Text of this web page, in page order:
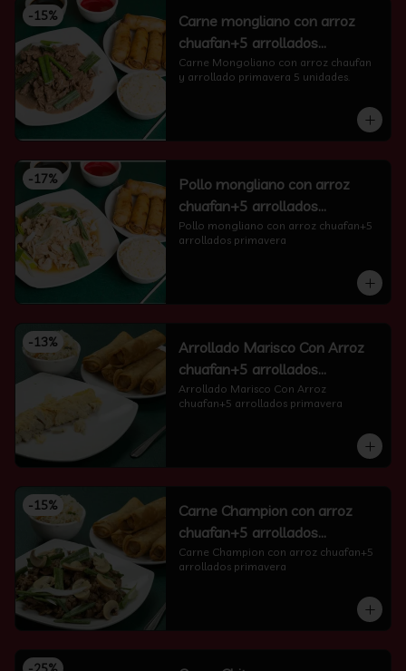
-15%
Carne mongliano con arroz
chuafan+5 arrollados
primavera
Carne Mongoliano con arroz chaufan
y arrollado primavera 5 unidades.
-17%
Pollo mongliano con arroz
chuafan+5 arrollados
primavera
Pollo mongliano con arroz chuafan+5
arrollados primavera
-13%
Arrollado Marisco Con Arroz
chuafan+5 arrollados
primavera
Arrollado Marisco Con Arroz
chuafan+5 arrollados primavera
-15%
Carne Champion con arroz
chuafan+5 arrollados
primavera
Carne Champion con arroz chuafan+5
arrollados primavera